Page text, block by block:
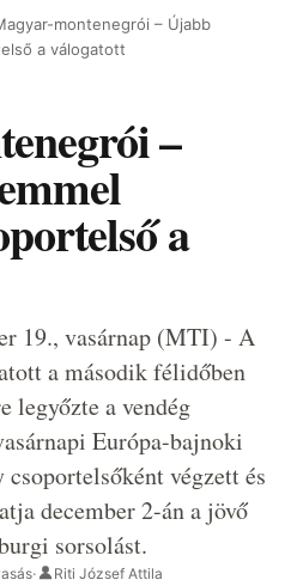
montenegrói – Újabb
a válogatott
–
a
19., vasárnap (MTI) - A
a második félidőben
legyőzte a vendég
Európa-bajnoki
végzett és
december 2-án a jövő
sorsolást.
· Riti József Attila